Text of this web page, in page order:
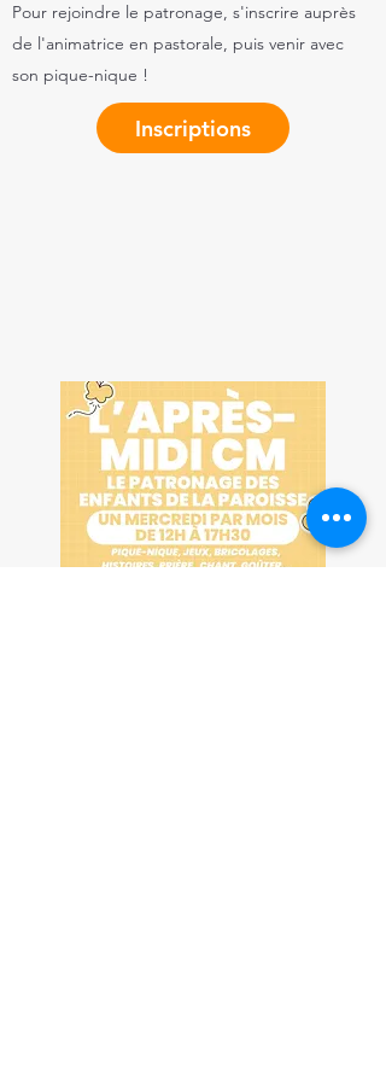
Pour rejoindre le patronage, s'inscrire auprès
de l'animatrice en pastorale, puis venir avec
son pique-nique !
Inscriptions